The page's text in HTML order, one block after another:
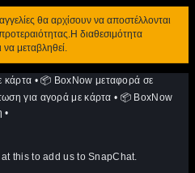
θα αρχίσουν να αποστέλλονται
διαθεσιμότητα
να μεταβληθεί.
κάρτα • 📦 BoxNow μεταφορά σε
για αγορά με κάρτα • 📦 BoxNow
•
this to add us to SnapChat.